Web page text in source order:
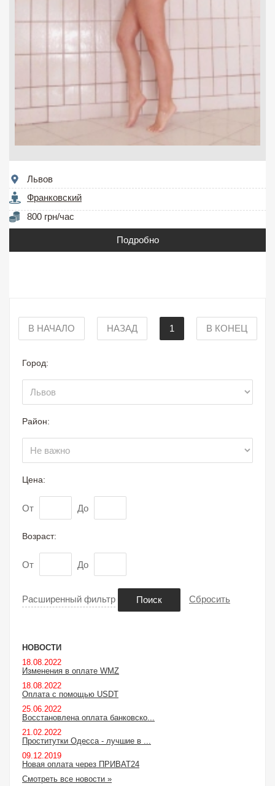
Львов
Франковский
800 грн/час
Подробно
В НАЧАЛО НАЗАД 1 В КОНЕЦ
Город:
Район:
Цена:
От До
Возраст:
От До
Расширенный фильтр Поиск Сбросить
НОВОСТИ
18.08.2022
Изменения в оплате WMZ
18.08.2022
Оплата с помощью USDT
25.06.2022
Восстановлена оплата банковско...
21.02.2022
Проститутки Одесса - лучшие в ...
09.12.2019
Новая оплата через ПРИВАТ24
Смотреть все новости »